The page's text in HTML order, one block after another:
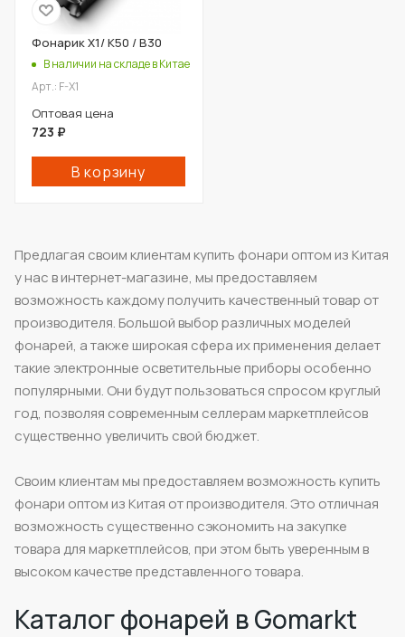
Фонарик X1/ К50 / В30
В наличии на складе в Китае
Арт.: F-X1
Оптовая цена
723 ₽
В корзину
Предлагая своим клиентам купить фонари оптом из Китая
у нас в интернет-магазине, мы предоставляем
возможность каждому получить качественный товар от
производителя. Большой выбор различных моделей
фонарей, а также широкая сфера их применения делает
такие электронные осветительные приборы особенно
популярными. Они будут пользоваться спросом круглый
год, позволяя современным селлерам маркетплейсов
существенно увеличить свой бюджет.
Своим клиентам мы предоставляем возможность купить
фонари оптом из Китая от производителя. Это отличная
возможность существенно сэкономить на закупке
товара для маркетплейсов, при этом быть уверенным в
высоком качестве представленного товара.
Каталог фонарей в Gomarkt